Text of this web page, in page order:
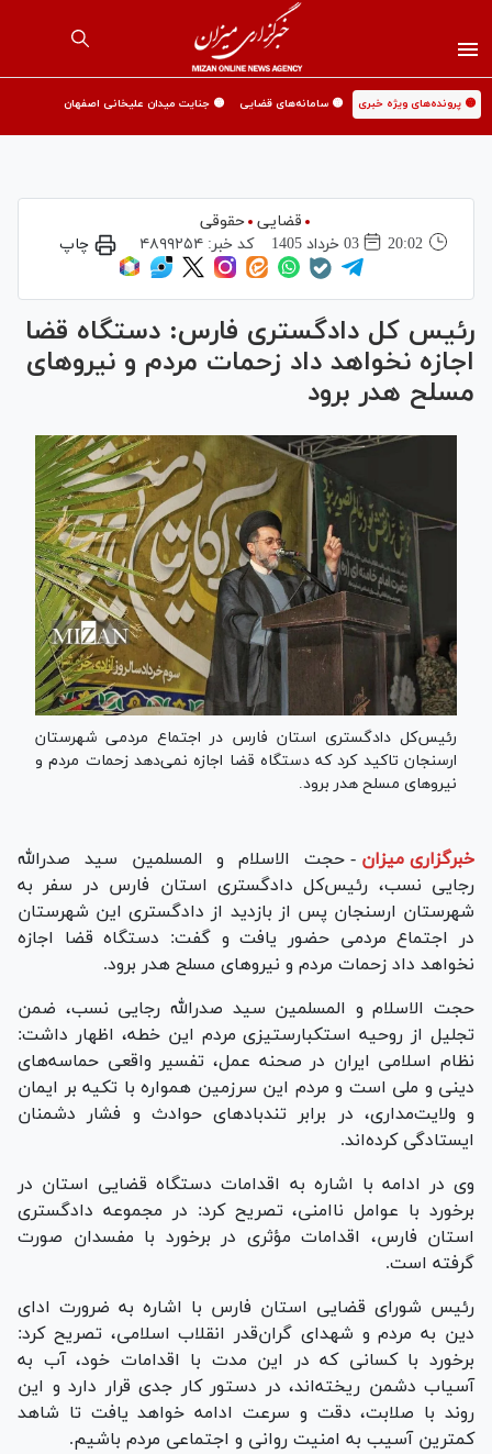
🟡 پرونده‌های ویژه خبری 🟡 سامانه‌های قضایی 🟡 جنایت میدان علیخانی اصفهان
قضایی حقوقی
20:02
03 خرداد 1405 کد خبر:۴۸۹۹۲۵۴ چاپ
رئیس کل دادگستری فارس: دستگاه قضا
اجازه نخواهد داد زحمات مردم و نیرو‌های
مسلح هدر برود
رئیس‌کل دادگستری استان فارس در اجتماع مردمی شهرستان
ارسنجان تاکید کرد که دستگاه قضا اجازه نمی‌دهد زحمات مردم و
نیرو‌های مسلح هدر برود.
خبرگزاری میزان - حجت الاسلام و المسلمین سید صدرالله
رجایی نسب، رئیس‌کل دادگستری استان فارس در سفر به
شهرستان ارسنجان پس از بازدید از دادگستری این شهرستان
در اجتماع مردمی حضور یافت و گفت: دستگاه قضا اجازه
نخواهد داد زحمات مردم و نیرو‌های مسلح هدر برود.
حجت الاسلام و المسلمین سید صدرالله رجایی نسب، ضمن
تجلیل از روحیه استکبارستیزی مردم این خطه، اظهار داشت:
نظام اسلامی ایران در صحنه عمل، تفسیر واقعی حماسه‌های
دینی و ملی است و مردم این سرزمین همواره با تکیه بر ایمان
و ولایت‌مداری، در برابر تندباد‌های حوادث و فشار دشمنان
ایستادگی کرده‌اند.
وی در ادامه با اشاره به اقدامات دستگاه قضایی استان در
برخورد با عوامل ناامنی، تصریح کرد: در مجموعه دادگستری
استان فارس، اقدامات مؤثری در برخورد با مفسدان صورت
گرفته است.
رئیس شورای قضایی استان فارس با اشاره به ضرورت ادای
دین به مردم و شهدای گران‌قدر انقلاب اسلامی، تصریح کرد:
برخورد با کسانی که در این مدت با اقدامات خود، آب به
آسیاب دشمن ریخته‌اند، در دستور کار جدی قرار دارد و این
روند با صلابت، دقت و سرعت ادامه خواهد یافت تا شاهد
کمترین آسیب به امنیت روانی و اجتماعی مردم باشیم.